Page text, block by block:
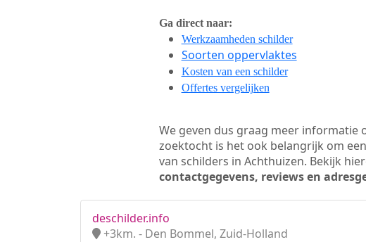
Ga direct naar:
Werkzaamheden schilder
Soorten oppervlaktes
Kosten van een schilder
Offertes vergelijken
We geven dus graag meer informatie
zoektocht is het ook belangrijk om
van schilders in Achthuizen. Bekijk
contactgegevens, reviews en
deschilder.info
+3km. - Den Bommel, Zuid-Holland